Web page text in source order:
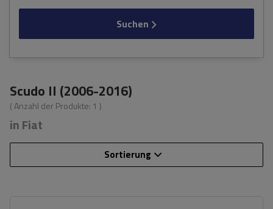
Suchen
Scudo II (2006-2016)
( Anzahl der Produkte: 1 )
in Fiat
Sortierung